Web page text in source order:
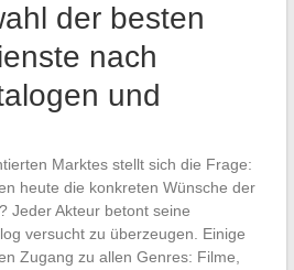
der besten
nach
und
Marktes stellt sich die Frage:
heute die konkreten Wünsche der
Jeder Akteur betont seine
versucht zu überzeugen. Einige
Zugang zu allen Genres: Filme,